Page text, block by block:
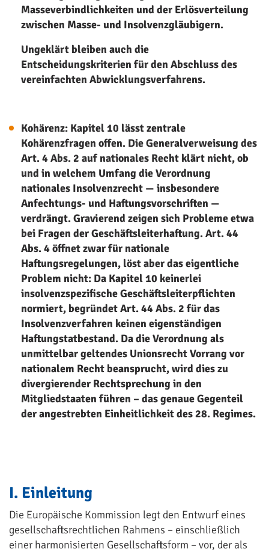
Masseverbindlichkeiten und der Erlösverteilung
zwischen Masse- und Insolvenzgläubigern.
Ungeklärt bleiben auch die
Entscheidungskriterien für den Abschluss des
vereinfachten Abwicklungsverfahrens.
Kohärenz: Kapitel 10 lässt zentrale
Kohärenzfragen offen. Die Generalverweisung des
Art. 4 Abs. 2 auf nationales Recht klärt nicht, ob
und in welchem Umfang die Verordnung
nationales Insolvenzrecht — insbesondere
Anfechtungs- und Haftungsvorschriften —
verdrängt. Gravierend zeigen sich Probleme etwa
bei Fragen der Geschäftsleiterhaftung. Art. 44
Abs. 4 öffnet zwar für nationale
Haftungsregelungen, löst aber das eigentliche
Problem nicht: Da Kapitel 10 keinerlei
insolvenzspezifische Geschäftsleiterpflichten
normiert, begründet Art. 44 Abs. 2 für das
Insolvenzverfahren keinen eigenständigen
Haftungstatbestand. Da die Verordnung als
unmittelbar geltendes Unionsrecht Vorrang vor
nationalem Recht beansprucht, wird dies zu
divergierender Rechtsprechung in den
Mitgliedstaaten führen – das genaue Gegenteil
der angestrebten Einheitlichkeit des 28. Regimes.
I. Einleitung
Die Europäische Kommission legt den Entwurf eines
gesellschaftsrechtlichen Rahmens – einschließlich
einer harmonisierten Gesellschaftsform – vor, der als